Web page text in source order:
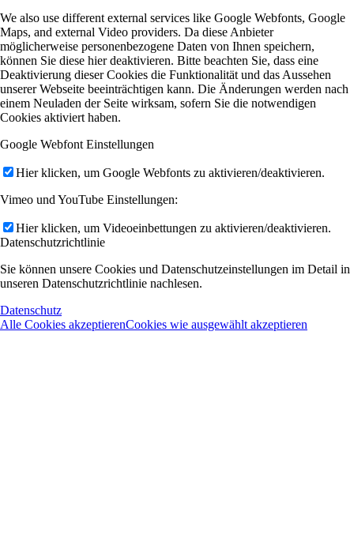
We also use different external services like Google Webfonts, Google
Maps, and external Video providers. Da diese Anbieter
möglicherweise personenbezogene Daten von Ihnen speichern,
können Sie diese hier deaktivieren. Bitte beachten Sie, dass eine
Deaktivierung dieser Cookies die Funktionalität und das Aussehen
unserer Webseite beeinträchtigen kann. Die Änderungen werden nach
einem Neuladen der Seite wirksam, sofern Sie die notwendigen
Cookies aktiviert haben.
Google Webfont Einstellungen
Hier klicken, um Google Webfonts zu aktivieren/deaktivieren.
Vimeo und YouTube Einstellungen:
Hier klicken, um Videoeinbettungen zu aktivieren/deaktivieren.
Datenschutzrichtlinie
Sie können unsere Cookies und Datenschutzeinstellungen im Detail in
unseren Datenschutzrichtlinie nachlesen.
Datenschutz
Alle Cookies akzeptierenCookies wie ausgewählt akzeptieren